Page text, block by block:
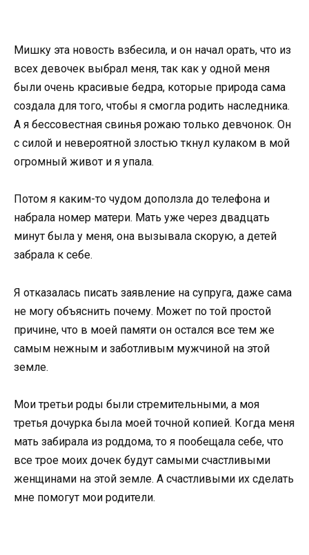
Мишку эта новость взбесила, и он начал орать, что из
всех девочек выбрал меня, так как у одной меня
были очень красивые бедра, которые природа сама
создала для того, чтобы я смогла родить наследника.
А я бессовестная свинья рожаю только девчонок. Он
с силой и невероятной злостью ткнул кулаком в мой
огромный живот и я упала.
Потом я каким-то чудом доползла до телефона и
набрала номер матери. Мать уже через двадцать
минут была у меня, она вызывала скорую, а детей
забрала к себе.
Я отказалась писать заявление на супруга, даже сама
не могу объяснить почему. Может по той простой
причине, что в моей памяти он остался все тем же
самым нежным и заботливым мужчиной на этой
земле.
Мои третьи роды были стремительными, а моя
третья дочурка была моей точной копией. Когда меня
мать забирала из роддома, то я пообещала себе, что
все трое моих дочек будут самыми счастливыми
женщинами на этой земле. А счастливыми их сделать
мне помогут мои родители.